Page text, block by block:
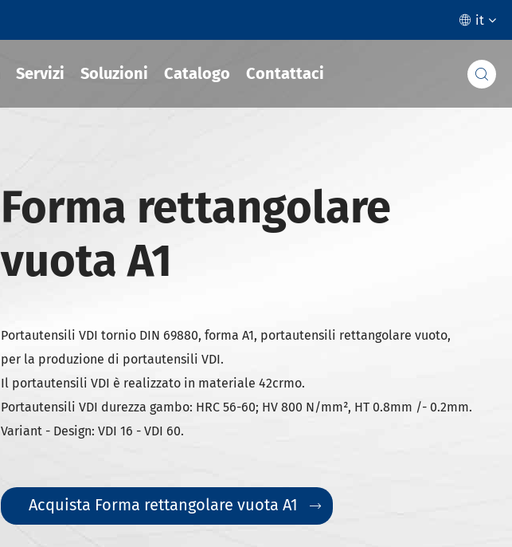
 it
Servizi Soluzioni Catalogo Contattaci 
Forma rettangolare
vuota A1
Portautensili VDI tornio DIN 69880, forma A1, portautensili rettangolare vuoto,
per la produzione di portautensili VDI.
Il portautensili VDI è realizzato in materiale 42crmo.
Portautensili VDI durezza gambo: HRC 56-60; HV 800 N/mm², HT 0.8mm /- 0.2mm.
Variant - Design: VDI 16 - VDI 60.
Acquista Forma rettangolare vuota A1 